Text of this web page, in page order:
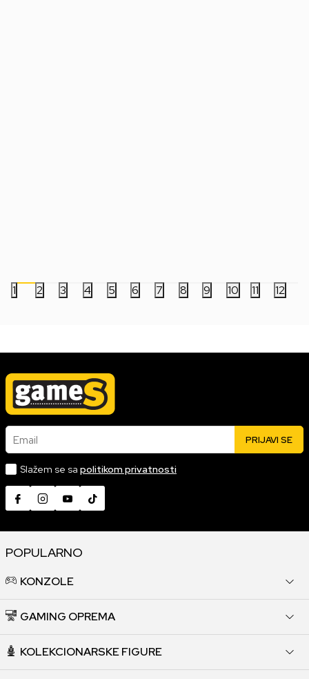
1 2 3 4 5 6 7 8 9 10 11 12
Email PRIJAVI SE
Slažem se sa politikom privatnosti
POPULARNO
KONZOLE
GAMING OPREMA
KOLEKCIONARSKE FIGURE